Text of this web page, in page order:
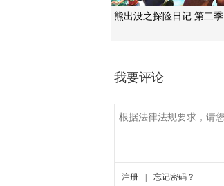
熊出没之探险日记 第二季